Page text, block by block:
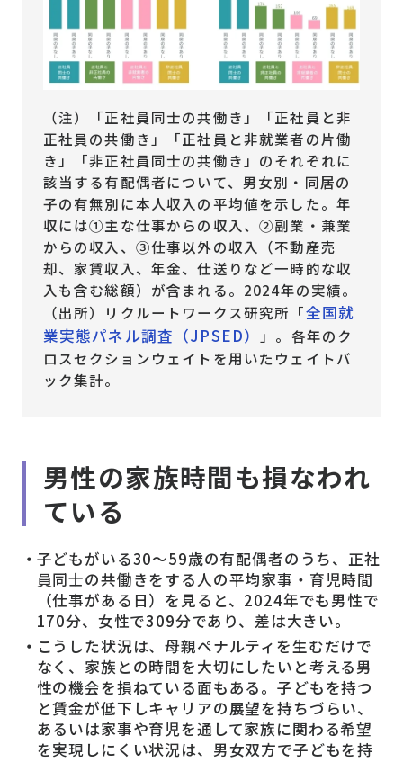
（注）「正社員同士の共働き」「正社員と非
正社員の共働き」「正社員と非就業者の片働
き」「非正社員同士の共働き」のそれぞれに
該当する有配偶者について、男女別・同居の
子の有無別に本人収入の平均値を示した。年
収には①主な仕事からの収入、②副業・兼業
からの収入、③仕事以外の収入（不動産売
却、家賃収入、年金、仕送りなど一時的な収
入も含む総額）が含まれる。2024年の実績。
（出所）リクルートワークス研究所「全国就
業実態パネル調査（JPSED）
」。各年のク
ロスセクションウェイトを用いたウェイトバ
ック集計。
男性の家族時間も損なわれ
ている
子どもがいる30～59歳の有配偶者のうち、正社
員同士の共働きをする人の平均家事・育児時間
（仕事がある日）を見ると、2024年でも男性で
170分、女性で309分であり、差は大きい。
こうした状況は、母親ペナルティを生むだけで
なく、家族との時間を大切にしたいと考える男
性の機会を損ねている面もある。子どもを持つ
と賃金が低下しキャリアの展望を持ちづらい、
あるいは家事や育児を通して家族に関わる希望
を実現しにくい状況は、男女双方で子どもを持